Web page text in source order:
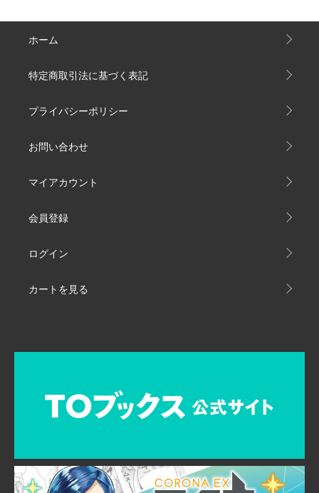
ホーム
特定商取引法に基づく表記
プライバシーポリシー
お問い合わせ
マイアカウント
会員登録
ログイン
カートを見る